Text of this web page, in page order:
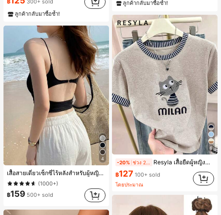
ใน วินเทจ นาฬิกาควอทซ์ผู้หญิง
(1000+)
฿
300+ sold
ลูกค้ากลับมาซื้อซ้ำ!
4
เสื้อสายเดี่ยวเซ็กซี่ไร้หลังสำหรับผู้หญิงพร้อมบราแบบมีฟองน้ำ, เสื้อกล้ามแขนกุด, เสื้อลำลองสีดำสำหรับฤดูร้อน
(1000+)
฿159 500+ sold
ลูกค้ากลับมาซื้อซ้ำ!
6
-20% Resyla เสื้อยืดผู้หญิงคอตัดสี, หลากสี, ลายพิมพ์แมวน่ารัก, เสื้อสำหรับออกไปเที่ยวฤดูร้อน, ดีไซน์กราฟิก, ความรู้สึกพรีเมียม, ลำลองอเนกประสงค์, สวมใส่ประจำวัน, กลางแจ้ง, ช้อปปิ้ง, การเดินทาง เสื้อผ้ากลางแจ้ง
฿127 100+ sold
โดยประมาณ